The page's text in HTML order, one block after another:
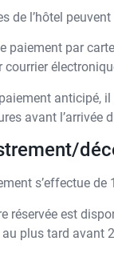
de l’hôtel
paiement par
courrier
anticipé,
avant l’arrivée
s’effectue
réservée est
au plus tard avant